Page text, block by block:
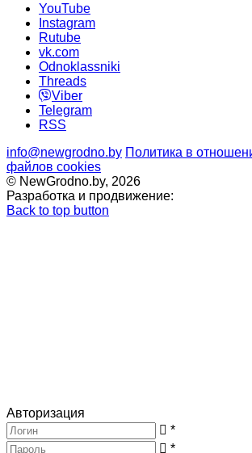
YouTube
Instagram
Rutube
vk.com
Odnoklassniki
Threads
Viber
Telegram
RSS
info@newgrodno.by Политика в
файлов cookies
© NewGrodno.by, 2026
Разработка и продвижение:
Back to top button
Авторизация
*
*